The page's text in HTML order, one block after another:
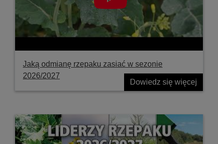
Jaką odmianę rzepaku zasiać w sezonie
2026/2027
Dowiedz się więcej